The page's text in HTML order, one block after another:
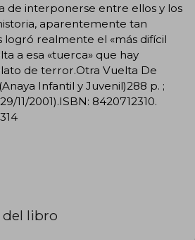
de interponerse entre ellos y los
aparentemente tan
logró realmente el «más difícil
a esa «tuerca» que hay
de terror.Otra Vuelta De
Infantil y Juvenil)288 p. ;
11/2001).ISBN: 8420712310.
libro